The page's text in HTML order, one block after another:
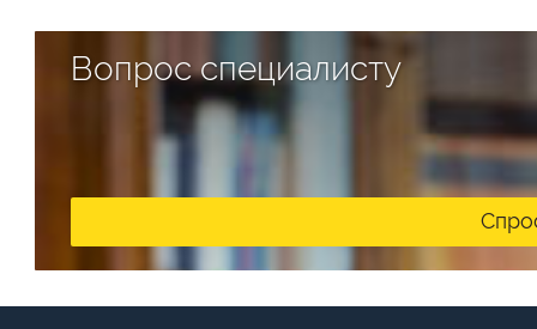
Вопрос специалисту